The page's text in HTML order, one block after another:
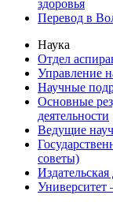
здоровья
Перевод в
Наука
Отдел
Управление
Научные
Основные
деятельности
Ведущие
советы)
Издательская
Университет